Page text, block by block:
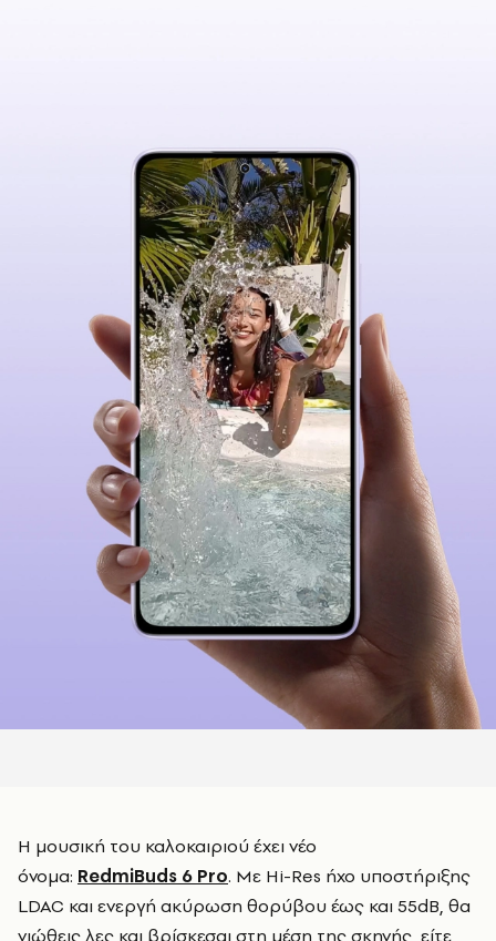
Η μουσική του καλοκαιριού έχει νέο
όνομα: RedmiBuds 6 Pro. Με Hi-Res ήχο υποστήριξης
LDAC και ενεργή ακύρωση θορύβου έως και 55dB, θα
νιώθεις λες και βρίσκεσαι στη μέση της σκηνής, είτε